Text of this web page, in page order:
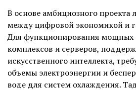
В основе амбициозного проекта
между цифровой экономикой и
Для функционирования мощных
комплексов и серверов,
искусственного интеллекта,
объемы электроэнергии и
воде для систем охлаждения.